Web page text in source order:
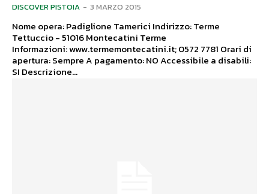
DISCOVER PISTOIA - 3 MARZO 2015
Nome opera: Padiglione Tamerici Indirizzo: Terme
Tettuccio - 51016 Montecatini Terme
Informazioni: www.termemontecatini.it; 0572 7781 Orari di
apertura: Sempre A pagamento: NO Accessibile a disabili:
SI Descrizione...